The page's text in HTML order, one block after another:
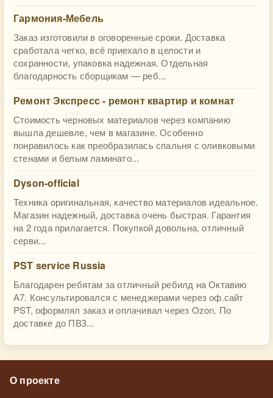
Гармония-Мебель
Заказ изготовили в оговоренные сроки. Доставка
сработала четко, всё приехало в целости и
сохранности, упаковка надежная. Отдельная
благодарность сборщикам — реб...
Ремонт Экспресс - ремонт квартир и комнат
Стоимость черновых материалов через компанию
вышла дешевле, чем в магазине. Особенно
понравилось как преобразилась спальня с оливковыми
стенами и белым ламинато...
Dyson-official
Техника оригинальная, качество материалов идеальное.
Магазин надежный, доставка очень быстрая. Гарантия
на 2 года прилагается. Покупкой довольна, отличный
серви...
PST service Russia
Благодарен ребятам за отличный ребилд на Октавию
А7. Консультировался с менеджерами через оф.сайт
PST, оформлял заказ и оплачивал через Ozon. По
доставке до ПВЗ...
О проекте